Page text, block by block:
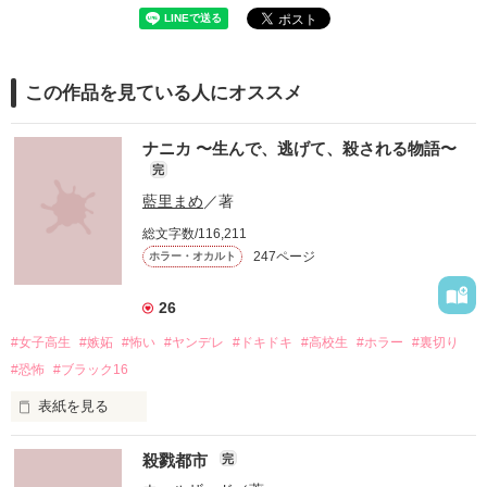
この作品を見ている人にオススメ
ナニカ 〜生んで、逃げて、殺される物語〜
完
藍里まめ ／著
総文字数/116,211
ホラー・オカルト 247ページ
26
#女子高生 #嫉妬 #怖い #ヤンデレ #ドキドキ #高校生 #ホラー
#裏切り
#恐怖
#ブラック16
表紙を見る
殺戮都市 完